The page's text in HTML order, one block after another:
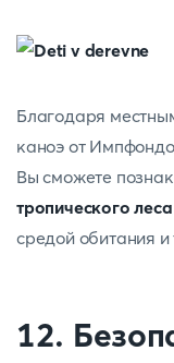
Благодаря
каноэ от
Вы сможете
тропического леса
средой обитания
12.